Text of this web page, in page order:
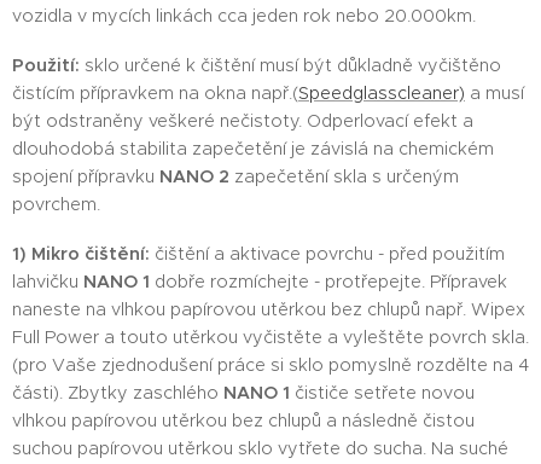
vozidla v mycích linkách cca jeden rok nebo 20.000km.
Použití: sklo určené k čištění musí být důkladně vyčištěno
čistícím přípravkem na okna např.(Speedglasscleaner) a musí
být odstraněny veškeré nečistoty. Odperlovací efekt a
dlouhodobá stabilita zapečetění je závislá na chemickém
spojení přípravku NANO 2 zapečetění skla s určeným
povrchem.
1) Mikro čištění: čištění a aktivace povrchu - před použitím
lahvičku NANO 1 dobře rozmíchejte - protřepejte. Přípravek
naneste na vlhkou papírovou utěrkou bez chlupů např. Wipex
Full Power a touto utěrkou vyčistěte a vyleštěte povrch skla.
(pro Vaše zjednodušení práce si sklo pomyslně rozdělte na 4
části). Zbytky zaschlého NANO 1 čističe setřete novou
vlhkou papírovou utěrkou bez chlupů a následně čistou
suchou papírovou utěrkou sklo vytřete do sucha. Na suché